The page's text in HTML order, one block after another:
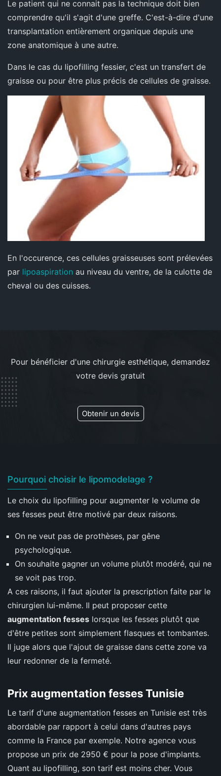
Le patient qui ne connait pas la technique doit bien
comprendre qu'il s'agit d'une greffe. C'est-à-dire d'une
transplantation entièrement organique depuis une
zone anatomique à une autre.
Dans le cas du lipofilling fessier, c'est un transfert de
graisse ou pour être plus précis de cellules de graisse.
En l'occurence, ces cellules graisseuses sont prélevées
par lipoaspiration au niveau du ventre, de la culotte de
cheval ou des cuisses.
Pour bénéficier d'une chirurgie esthétique, demandez
votre devis gratuit
Obtenir un devis
Pourquoi choisir le lipomodelage ?
Le choix du lipofilling pour augmenter le volume de
ses fesses peut être motivé par deux raisons.
On ne veut pas de prothèses, par gêne
psychologique.
On souhaite gagner un volume plutôt modéré, qui ne
se voit pas trop.
A ces raisons, il faut ajouter la prescription faite par le
chirurgien lui-même. Il peut proposer cette
augmentation fesses lorsque les fesses plutôt que
d'être petites sont simplement flasques et tombantes.
Il juge alors que l'ajout de graisse dans cette zone va
leur redonner de la fermeté.
Prix augmentation fesses Tunisie
Le tarif d'une augmentation fesses en Tunisie est très
abordable par rapport à celui dans d'autres pays
comme la France par exemple. Notre agence vous
propose un prix de 2950 € pour la pose d'implants.
Quant au lipofilling, son tarif est moins cher. Vous